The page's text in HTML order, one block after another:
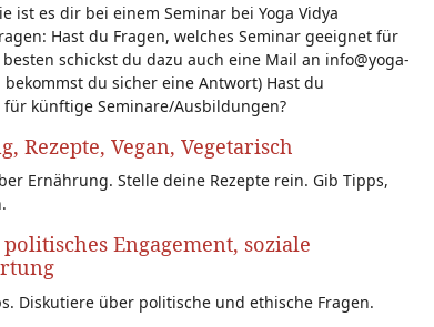
ist es dir bei einem Seminar bei Yoga Vidya
Hast du Fragen, welches Seminar geeignet für
schickst du dazu auch eine Mail an info@yoga-
bekommst du sicher eine Antwort) Hast du
künftige Seminare/Ausbildungen?
Rezepte, Vegan, Vegetarisch
Ernährung. Stelle deine Rezepte rein. Gib Tipps,
Engagement, soziale
Diskutiere über politische und ethische Fragen.